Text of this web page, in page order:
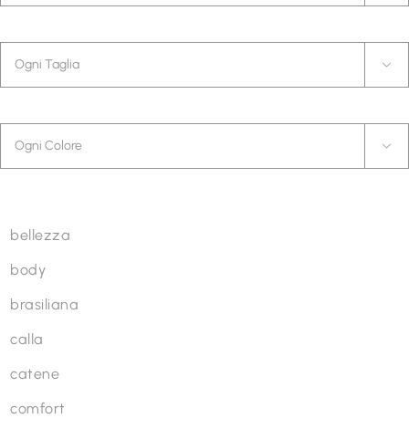
nella
del
prodotto


bellezza
body
brasiliana
calla
catene
comfort